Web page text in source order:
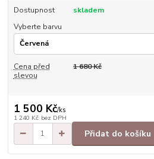
Dostupnost
skladem
Vyberte barvu
Cena před
slevou
1 680 Kč
1 500 Kč/ks
1 240 Kč bez DPH
Přidat do košíku